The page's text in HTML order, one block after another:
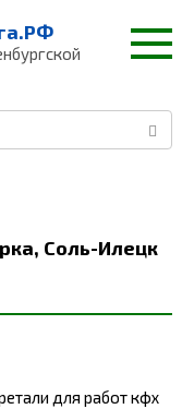
Соль-Илецк
для работ кфх